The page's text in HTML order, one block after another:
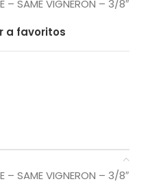
– SAME VIGNERON – 3/8″
a favoritos
– SAME VIGNERON – 3/8″